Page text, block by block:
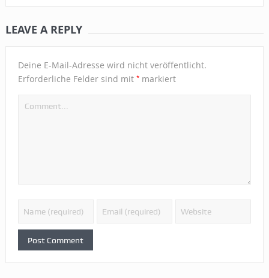
LEAVE A REPLY
Deine E-Mail-Adresse wird nicht veröffentlicht.
Erforderliche Felder sind mit *markiert